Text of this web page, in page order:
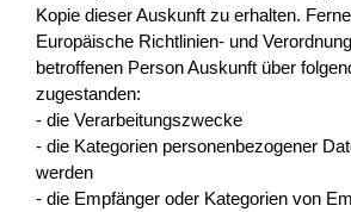
Kopie dieser Auskunft zu erhalten.
Europäische Richtlinien- und
betroffenen Person Auskunft über
zugestanden:
- die Verarbeitungszwecke
- die Kategorien personenbezogener
werden
- die Empfänger oder Kategorien von